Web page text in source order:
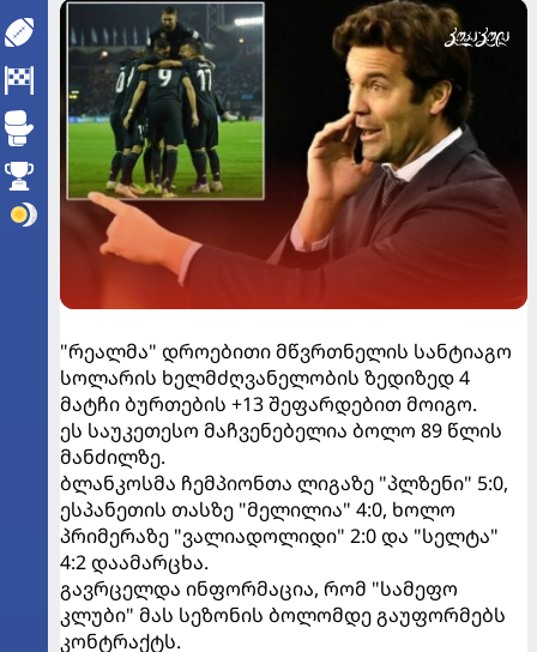
"რეალმა" დროებითი მწვრთნელის სანტიაგო
სოლარის ხელმძღვანელობის ზედიზედ 4
მატჩი ბურთების +13 შეფარდებით მოიგო.
ეს საუკეთესო მაჩვენებელია ბოლო 89 წლის
მანძილზე.
ბლანკოსმა ჩემპიონთა ლიგაზე "პლზენი" 5:0,
ესპანეთის თასზე "მელილია" 4:0, ხოლო
პრიმერაზე "ვალიადოლიდი" 2:0 და "სელტა"
4:2 დაამარცხა.
გავრცელდა ინფორმაცია, რომ "სამეფო
კლუბი" მას სეზონის ბოლომდე გაუფორმებს
კონტრაქტს.